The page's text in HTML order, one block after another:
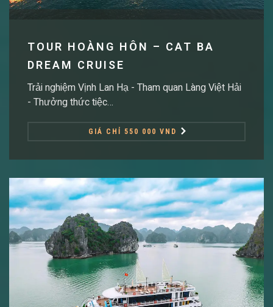
TOUR HOÀNG HÔN – CAT BA
DREAM CRUISE
Trải nghiệm Vịnh Lan Hạ - Tham quan Làng Việt Hải
- Thưởng thức tiệc…
GIÁ CHỈ 550 000 VND